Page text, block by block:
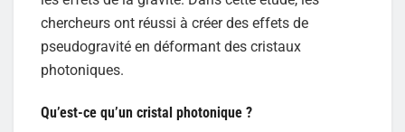
chercheurs ont réussi à créer des effets de
pseudogravité en déformant des cristaux
photoniques.
Qu’est-ce qu’un cristal photonique ?